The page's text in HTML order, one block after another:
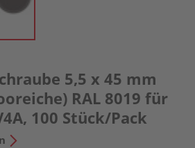
5,5 x 45 mm
RAL 8019 für
100 Stück/Pack